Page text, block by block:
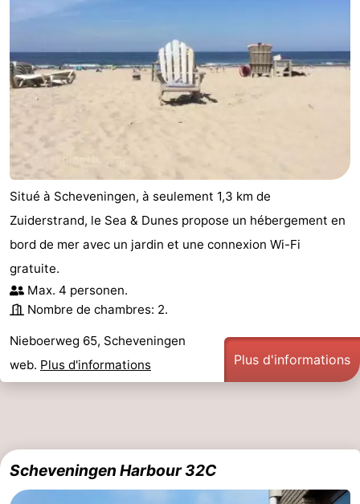
jeux
de
jeux
intérieures
villes
Nature
Visites
guidées
Sports
Faire
du
-
Randonnée
-
de
golf
Surfen
-
Peche
Sportive
-
Equitation
Boire
et
Événements
Forum
Route
Situé à Scheveningen, à seulement 1,3 km de
Zuiderstrand, le Sea & Dunes propose un hébergement en
bord de mer avec un jardin et une connexion Wi-Fi
gratuite.
Max. 4 personen.
Nombre de chambres: 2.
Nieboerweg 65, Scheveningen
web. Plus d'informations Plus d'informations
Scheveningen Harbour 32C